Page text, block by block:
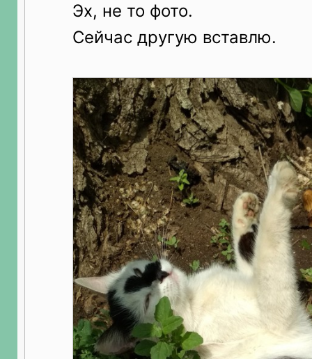
Эх, не то фото.
Сейчас другую вставлю.